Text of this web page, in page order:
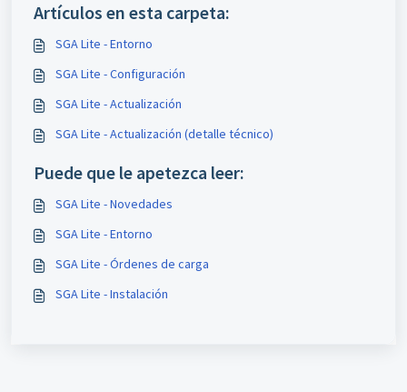
Artículos en esta carpeta:
SGA Lite - Entorno
SGA Lite - Configuración
SGA Lite - Actualización
SGA Lite - Actualización (detalle técnico)
Puede que le apetezca leer:
SGA Lite - Novedades
SGA Lite - Entorno
SGA Lite - Órdenes de carga
SGA Lite - Instalación